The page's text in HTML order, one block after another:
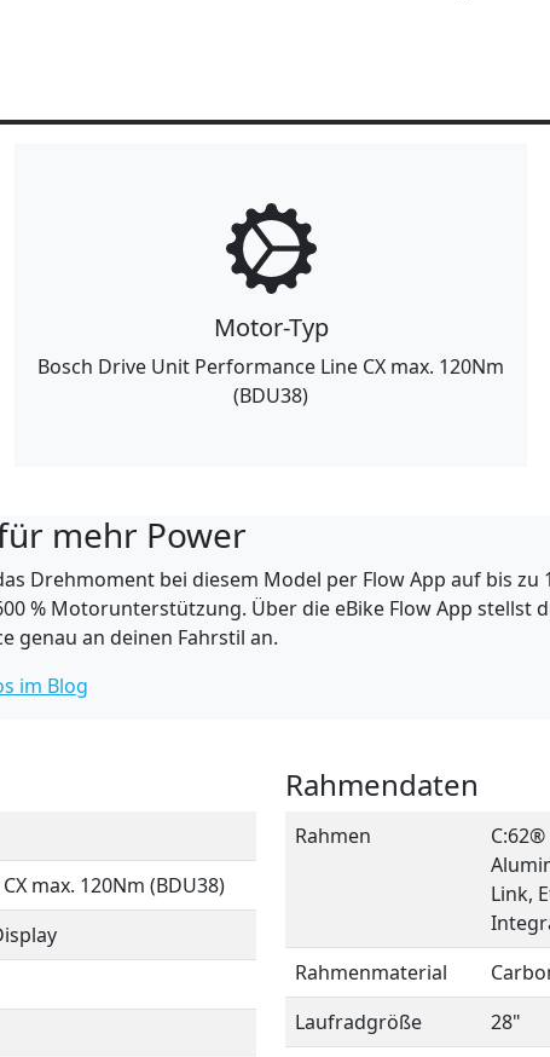
Motor-Typ
Bosch Drive Unit Performance Line CX max. 120Nm
(BDU38)
mehr Power
Drehmoment bei diesem Model per Flow App auf bis
% Motorunterstützung. Über die eBike Flow App stellst
genau an deinen Fahrstil an.
im Blog
max. 120Nm (BDU38)
Rahmendaten
Rahmen
Link,
Rahmenmaterial
Laufradgröße
28"